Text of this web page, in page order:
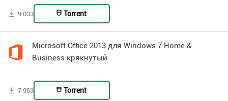
9 033 Torrent
Microsoft Office 2013 для Windows 7 Home &
Business крякнутый
7 953 Torrent